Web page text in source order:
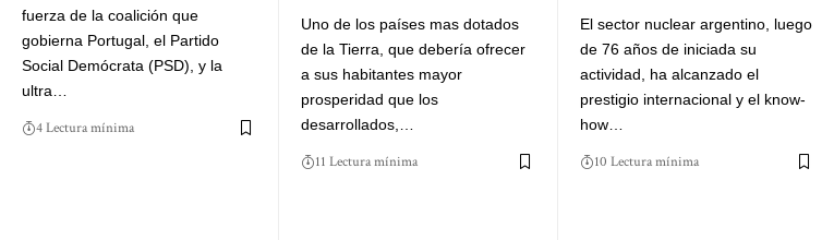
fuerza de la coalición que
gobierna Portugal, el Partido
Social Demócrata (PSD), y la
ultra…
4 Lectura mínima
Uno de los países mas dotados
de la Tierra, que debería ofrecer
a sus habitantes mayor
prosperidad que los
desarrollados,…
11 Lectura mínima
El sector nuclear argentino, luego
de 76 años de iniciada su
actividad, ha alcanzado el
prestigio internacional y el know-
how…
10 Lectura mínima